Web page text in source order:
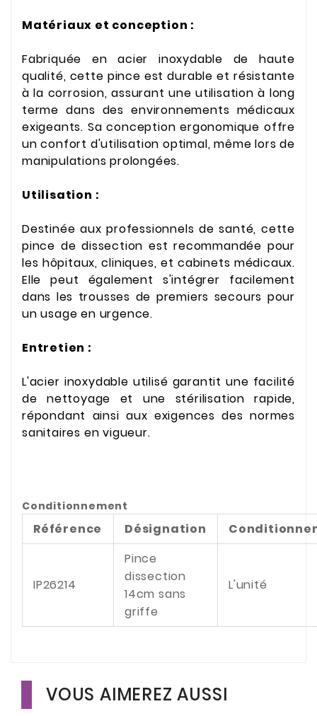
Matériaux et conception :
Fabriquée en acier inoxydable de haute
qualité, cette pince est durable et résistante
à la corrosion, assurant une utilisation à long
terme dans des environnements médicaux
exigeants. Sa conception ergonomique offre
un confort d'utilisation optimal, même lors de
manipulations prolongées.
Utilisation :
Destinée aux professionnels de santé, cette
pince de dissection est recommandée pour
les hôpitaux, cliniques, et cabinets médicaux.
Elle peut également s'intégrer facilement
dans les trousses de premiers secours pour
un usage en urgence.
Entretien :
L'acier inoxydable utilisé garantit une facilité
de nettoyage et une stérilisation rapide,
répondant ainsi aux exigences des normes
sanitaires en vigueur.
Conditionnement
Référence Désignation
IP26214
Pince
dissection
14cm sans
griffe
L'unité
VOUS AIMEREZ AUSSI